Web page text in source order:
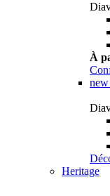
À
new
Heritage